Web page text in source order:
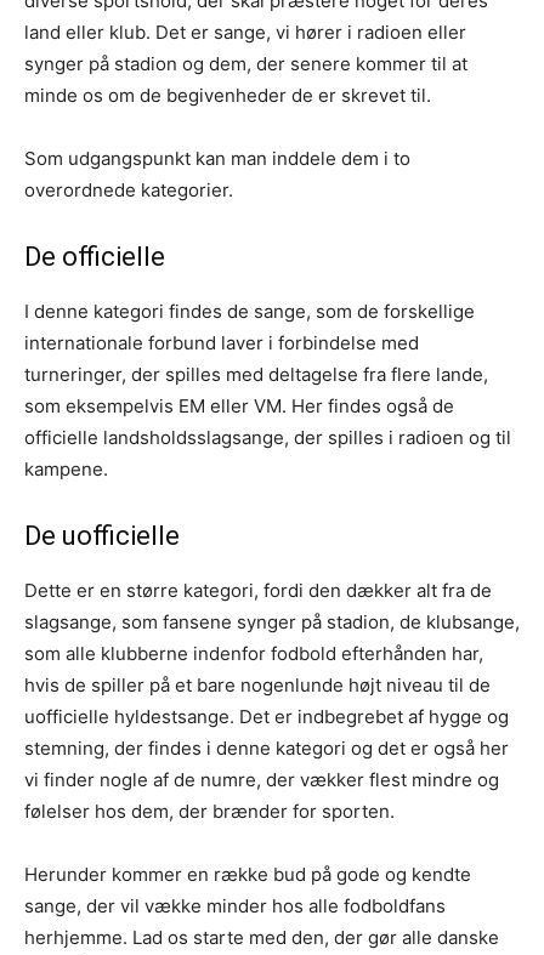
land eller klub. Det er sange, vi hører i radioen eller
synger på stadion og dem, der senere kommer til at
minde os om de begivenheder de er skrevet til.
Som udgangspunkt kan man inddele dem i to
overordnede kategorier.
De officielle
I denne kategori findes de sange, som de forskellige
internationale forbund laver i forbindelse med
turneringer, der spilles med deltagelse fra flere lande,
som eksempelvis EM eller VM. Her findes også de
officielle landsholdsslagsange, der spilles i radioen og til
kampene.
De uofficielle
Dette er en større kategori, fordi den dækker alt fra de
slagsange, som fansene synger på stadion, de klubsange,
som alle klubberne indenfor fodbold efterhånden har,
hvis de spiller på et bare nogenlunde højt niveau til de
uofficielle hyldestsange. Det er indbegrebet af hygge og
stemning, der findes i denne kategori og det er også her
vi finder nogle af de numre, der vækker flest mindre og
følelser hos dem, der brænder for sporten.
Herunder kommer en række bud på gode og kendte
sange, der vil vække minder hos alle fodboldfans
herhjemme. Lad os starte med den, der gør alle danske